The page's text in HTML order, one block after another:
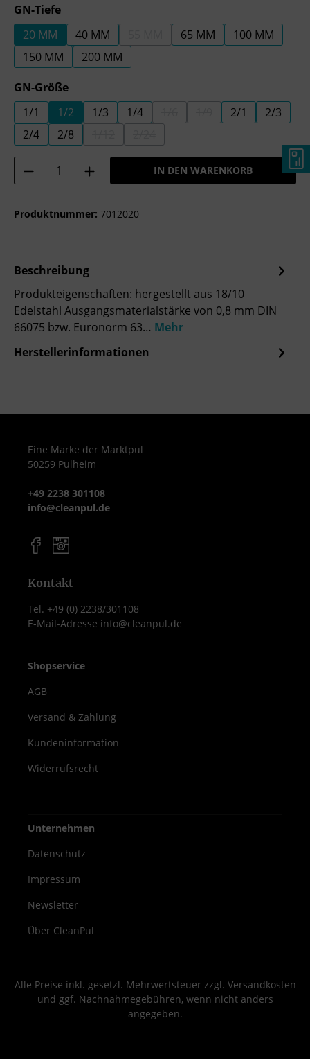
GN-Tiefeauswählen
20 MM
40 MM (DIESE OPTION IST ZURZEIT NICHT
65 MM
100 MM
150 MM
200 MM
GN-Größeauswählen
1/1
1/2 1/3 1/4 (DIESE OPTION IST ZURZEIT
(DIESE OPTION IST
2/1
2/3
2/4
2/8 (DIESE OPTION IST ZURZEIT NICHT
(DIESE OPTION IST ZURZEIT NICHT
Produkt Anzahl: Gib den gewünschten
IN DEN WARENKORB
Produktnummer: 7012020
Beschreibung
Produkteigenschaften: hergestellt aus 18/10
Edelstahl Ausgangsmaterialstärke von 0,8 mm DIN
66075 bzw. Euronorm 63… Mehr
Herstellerinformationen
Eine Marke der Marktpul
50259 Pulheim
+49 2238 301108
info@cleanpul.de
Kontakt
Tel. +49 (0) 2238/301108
E-Mail-Adresse info@cleanpul.de
Shopservice
AGB
Versand & Zahlung
Kundeninformation
Widerrufsrecht
Unternehmen
Datenschutz
Impressum
Newsletter
Über CleanPul
Alle Preise inkl. gesetzl. Mehrwertsteuer zzgl. Versandkosten
und ggf. Nachnahmegebühren, wenn nicht anders
angegeben.